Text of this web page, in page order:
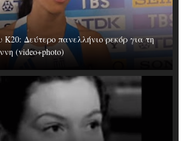
Κ20: Δεύτερο πανελλήνιο ρεκόρ για τη
(video+photo)